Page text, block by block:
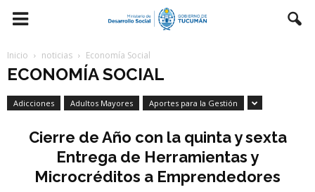
Inicio noticias Economía Social
ECONOMÍA SOCIAL
Adicciones Adultos Mayores Aportes para la Gestión
Cierre de Año con la quinta y sexta
Entrega de Herramientas y
Microcréditos a Emprendedores